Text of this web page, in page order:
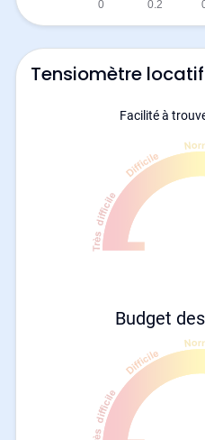
Tensiomètre locatif
Facilité à
Budget